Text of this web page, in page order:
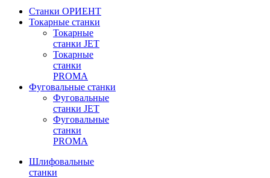
Станки ОРИЕНТ
Токарные станки
Toкарные
станки JET
Токарные
станки
PROMA
Фуговальные станки
Фуговальные
станки JET
Фуговальные
станки
PROMA
Шлифовальные
станки